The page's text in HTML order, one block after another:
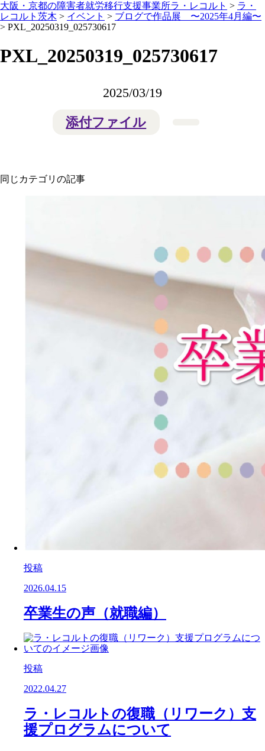
大阪・京都の障害者就労移行支援事業所ラ・レコルト > ラ・
レコルト茨木 > イベント > ブログで作品展 〜2025年4月編〜
> PXL_20250319_025730617
PXL_20250319_025730617
2025/03/19
添付ファイル
同じカテゴリの記事
投稿
2026.04.15
卒業生の声（就職編）
投稿
2022.04.27
ラ・レコルトの復職（リワーク）支
援プログラムについて